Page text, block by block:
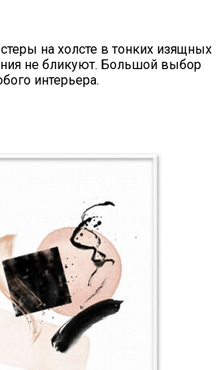
на холсте в тонких изящных
не бликуют. Большой выбор
интерьера.